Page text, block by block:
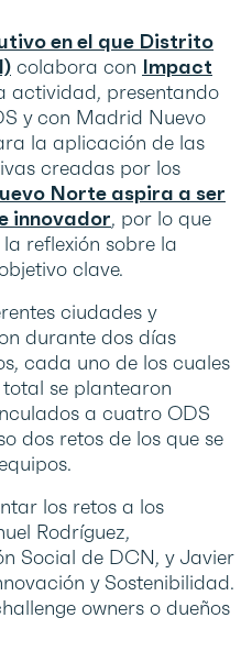
en el que Distrito
colabora con Impact
actividad, presentando
y con Madrid Nuevo
la aplicación de las
creadas por los
Norte aspira a ser
innovador, por lo que
reflexión sobre la
clave.
ciudades y
durante dos días
cada uno de los cuales
se plantearon
a cuatro ODS
dos retos de los que se
los retos a los
Rodríguez,
Social de DCN, y Javier
y Sostenibilidad.
owners o dueños